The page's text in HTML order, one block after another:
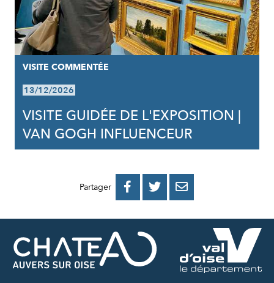
VISITE COMMENTÉE
13/12/2026
VISITE GUIDÉE DE L'EXPOSITION |
VAN GOGH INFLUENCEUR
Partager 
PARTAGER
FACEBOOK
PARTAGER
PARTAGER
MAIL